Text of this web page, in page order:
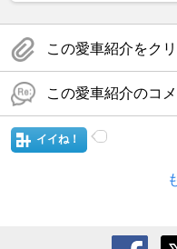
この愛車紹介をク
この愛車紹介のコ
イイね！